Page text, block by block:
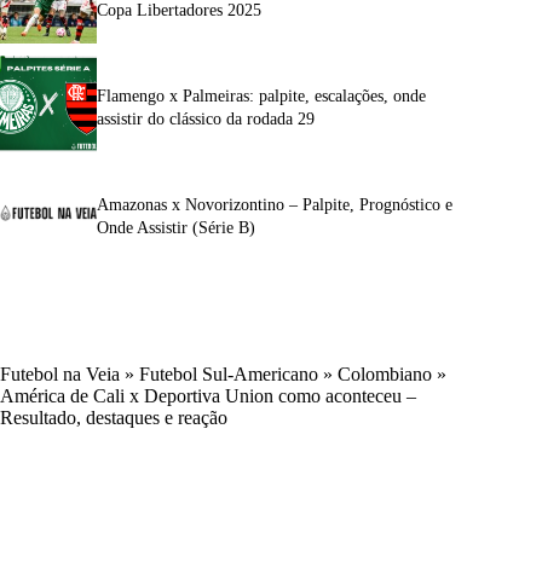
Copa Libertadores 2025
Flamengo x Palmeiras: palpite, escalações, onde
assistir do clássico da rodada 29
Amazonas x Novorizontino – Palpite, Prognóstico e
Onde Assistir (Série B)
Futebol na Veia » Futebol Sul-Americano » Colombiano »
América de Cali x Deportiva Union como aconteceu –
Resultado, destaques e reação